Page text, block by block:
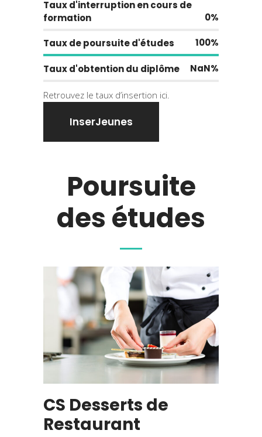
Taux d'interruption en cours de
formation
0
Taux de poursuite d'études 100
Taux d'obtention du diplôme NaN
Retrouvez le taux d’insertion ici.
InserJeunes
Poursuite
des études
CS Desserts de
Restaurant